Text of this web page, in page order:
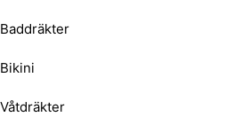
Baddräkter
Bikini
Våtdräkter